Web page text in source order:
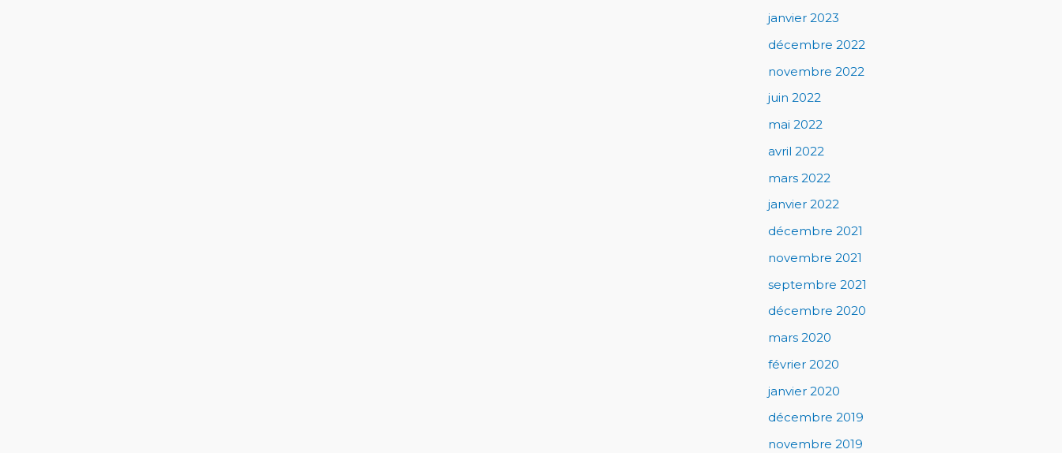
janvier 2023
décembre 2022
novembre 2022
juin 2022
mai 2022
avril 2022
mars 2022
janvier 2022
décembre 2021
novembre 2021
septembre 2021
décembre 2020
mars 2020
février 2020
janvier 2020
décembre 2019
novembre 2019